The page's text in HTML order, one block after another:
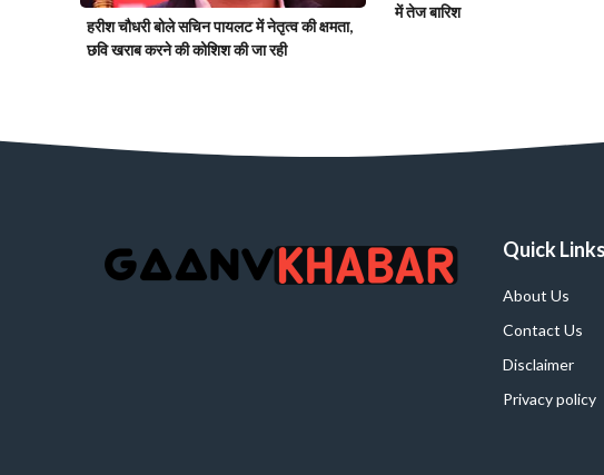
हरीश चौधरी बोले सचिन पायलट में नेतृत्व की क्षमता,
छवि खराब करने की कोशिश की जा रही
में तेज बारिश
Quick Links
About Us
Contact Us
Disclaimer
Privacy policy